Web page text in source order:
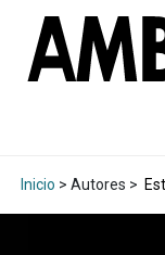
Inicio > Autores >